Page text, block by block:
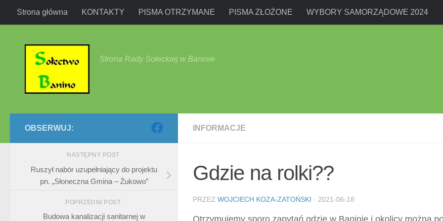
Przejdź do treści
Strona główna KONTAKTY PISMA OTRZYMANE PISMA ZŁOŻONE WYBORY SAMORZĄDOWE 2024
Strona Rady Sołeckiej w Baninie
INFORMACJE
Gdzie na rolki??
PRZEZ WOJCIECH KOZA-ZATOŃSKI · 2021-06-18
Otrzymujemy sporo zapytań gdzie w Baninie i okolicy można
OBSERWUJ:
NASTĘPNY POST
Ruszył nabór uzupełniający do projektu
pn. „Słoneczna Gmina – Żukowo”
POPRZEDNI POST
Budowa kanalizacji sanitarnej w